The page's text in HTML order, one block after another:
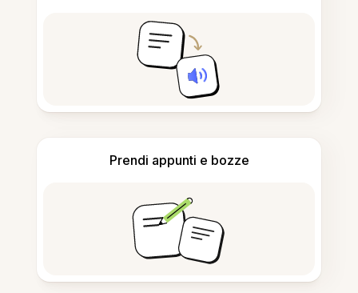
Prendi appunti e bozze